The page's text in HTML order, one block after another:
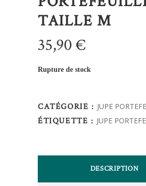
TAILLE M
35,90€
Rupture de stock
CATÉGORIE : JUPE
ÉTIQUETTE : JUPE
DESCRIPTION